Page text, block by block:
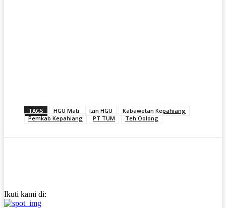
TAGS HGU Mati Izin HGU
Kabawetan Kepahiang
Pemkab Kepahiang
PT TUM Teh Oolong
Ikuti kami di: